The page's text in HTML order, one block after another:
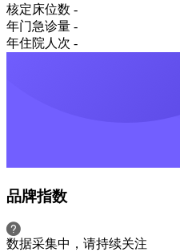
核定床位数 -
年门急诊量 -
年住院人次 -
品牌指数
数据采集中，请持续关注